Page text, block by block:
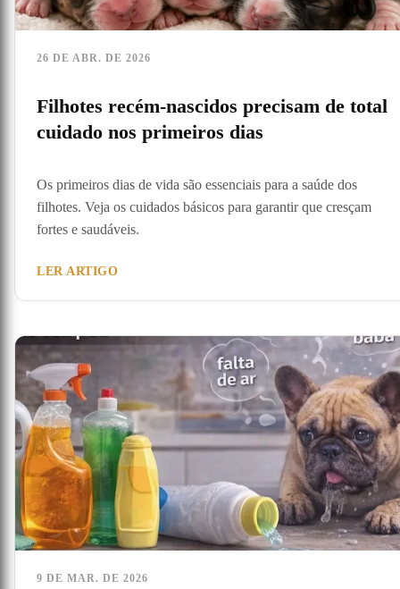
26 DE ABR. DE 2026
Filhotes recém-nascidos precisam de total
cuidado nos primeiros dias
Os primeiros dias de vida são essenciais para a saúde dos
filhotes. Veja os cuidados básicos para garantir que cresçam
fortes e saudáveis.
LER ARTIGO
9 DE MAR. DE 2026